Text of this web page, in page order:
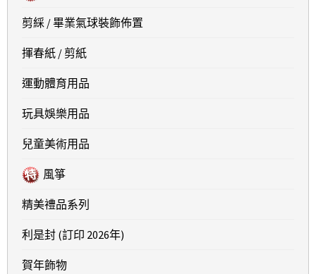
剪綵 / 畢業氣球裝飾佈置
揮春紙 / 剪紙
運動體育用品
玩具娛樂用品
兒童美術用品
風箏
精美禮品系列
利是封 (訂印 2026年)
賀年飾物